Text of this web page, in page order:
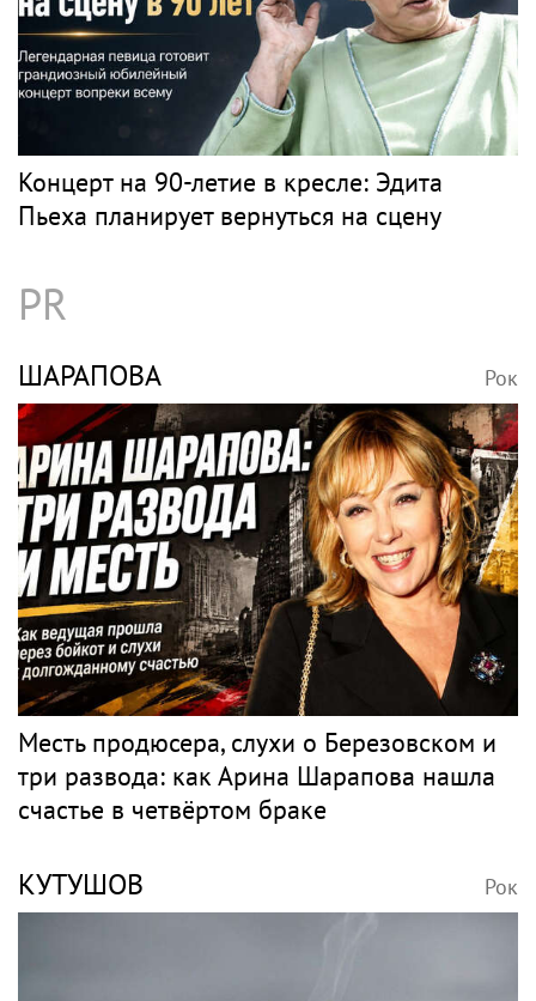
Концерт на 90-летие в кресле: Эдита
Пьеха планирует вернуться на сцену
PR
ШАРАПОВА Рок
Месть продюсера, слухи о Березовском и
три развода: как Арина Шарапова нашла
счастье в четвёртом браке
КУТУШОВ Рок